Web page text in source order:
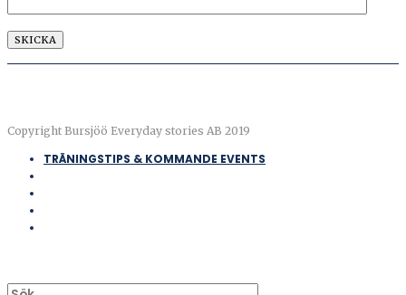
Copyright Bursjöö Everyday stories AB 2019
TRÄNINGSTIPS & KOMMANDE EVENTS